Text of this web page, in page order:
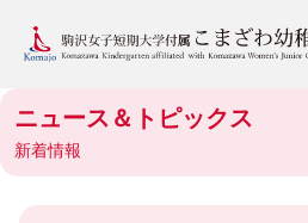
ニュース＆トピックス
新着情報